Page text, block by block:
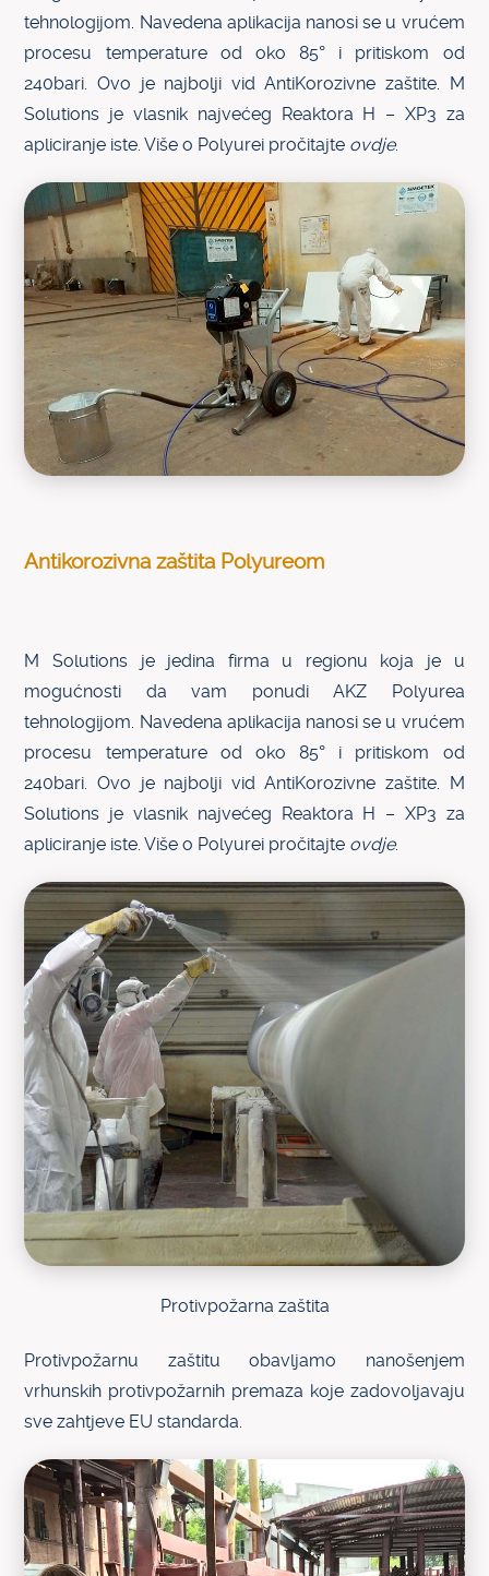
tehnologijom. Navedena aplikacija nanosi se u vrućem
procesu temperature od oko 85° i pritiskom od
240bari. Ovo je najbolji vid AntiKorozivne zaštite. M
Solutions je vlasnik najvećeg Reaktora H – XP3 za
apliciranje iste. Više o Polyurei pročitajte ovdje.
Antikorozivna zaštita Polyureom
M Solutions je jedina firma u regionu koja je u
mogućnosti da vam ponudi AKZ Polyurea
tehnologijom. Navedena aplikacija nanosi se u vrućem
procesu temperature od oko 85° i pritiskom od
240bari. Ovo je najbolji vid AntiKorozivne zaštite. M
Solutions je vlasnik najvećeg Reaktora H – XP3 za
apliciranje iste. Više o Polyurei pročitajte ovdje.
Protivpožarna zaštita
Protivpožarnu zaštitu obavljamo nanošenjem
vrhunskih protivpožarnih premaza koje zadovoljavaju
sve zahtjeve EU standarda.